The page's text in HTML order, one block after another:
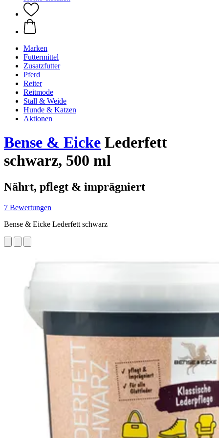
Marken
Futtermittel
Zusatzfutter
Pferd
Reiter
Reitmode
Stall & Weide
Hunde & Katzen
Aktionen
Bense & Eicke Lederfett
schwarz, 500 ml
Nährt, pflegt & imprägniert
7 Bewertungen
Bense & Eicke Lederfett schwarz